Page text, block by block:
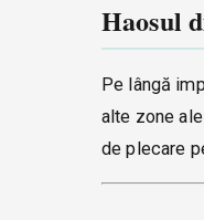
Haosul
Pe lângă
alte zone
de plecare